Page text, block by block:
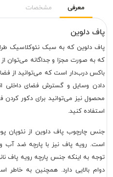
معرفی مشخصات
پاف دلوین
پاف دلوین که به سبک نئوکلاسیک
که به صورت مجزا و جداگانه می‌توان
باکس درب‌دار است که می‌توانید از
دادن وسایل و گسترش فضای داخلی
محصول نیز می‌توانید برای دکور
استفاده کنید.
جنس چارچوب پاف دلوین از نئوپان
است. رویه پاف نیز با پارچه ضد آب
توجه به اینکه جنس پارچه رویه پاف
دوام بالایی دارد. همچنین به خاطر